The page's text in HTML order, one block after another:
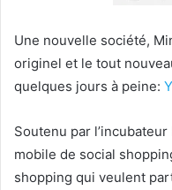
Une nouvelle société,
originel et le tout
quelques jours à peine:
Soutenu par
mobile de social
shopping qui veulent